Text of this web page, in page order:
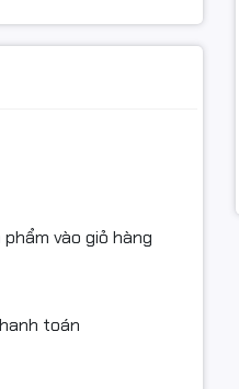
doanh để
vào giỏ hàng
toán